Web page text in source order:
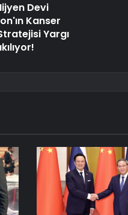
Devi
Kanser
Yargı